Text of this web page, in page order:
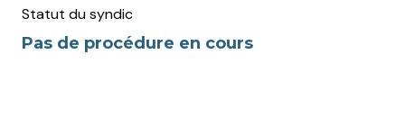
Statut du syndic
Pas de procédure en cours